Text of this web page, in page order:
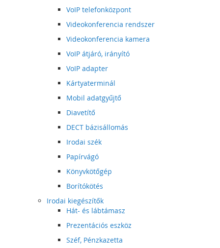
VoIP telefonközpont
Videokonferencia rendszer
Videokonferencia kamera
VoIP átjáró, irányító
VoIP adapter
Kártyaterminál
Mobil adatgyűjtő
Diavetítő
DECT bázisállomás
Irodai szék
Papírvágó
Könyvkötőgép
Borítókötés
Irodai kiegészítők
Hát- és lábtámasz
Prezentációs eszköz
Széf, Pénzkazetta